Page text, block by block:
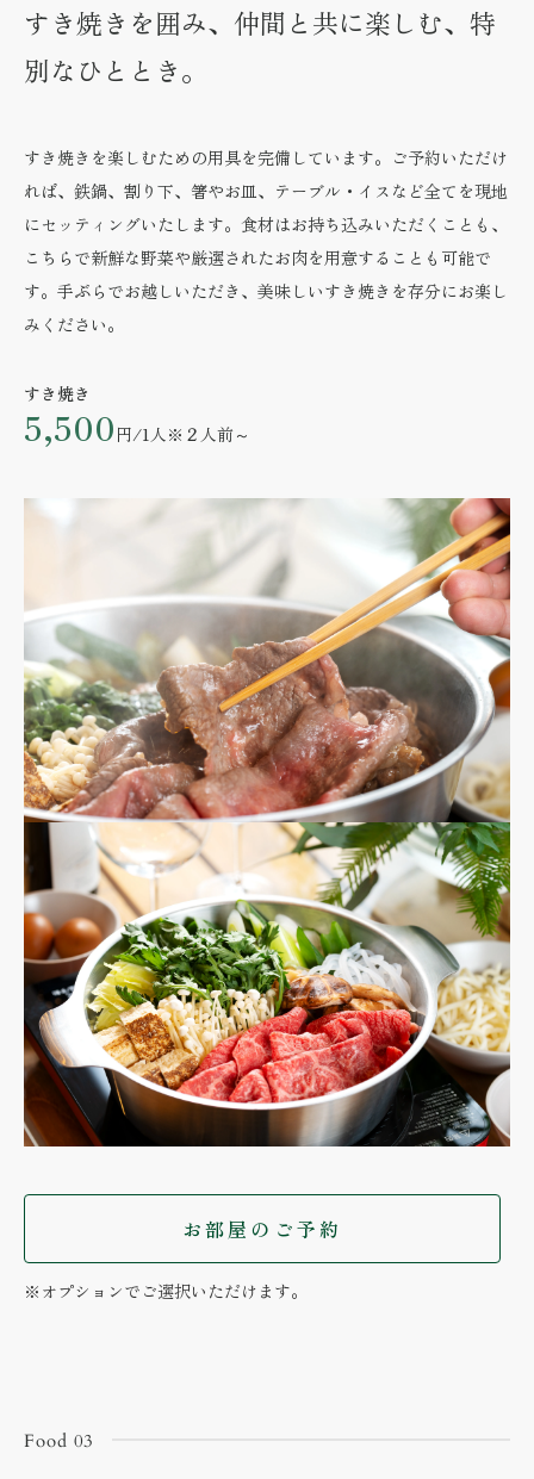
すき焼きを囲み、仲間と共に楽しむ、特
別なひととき。
すき焼きを楽しむための用具を完備しています。ご予約いただけ
れば、鉄鍋、割り下、箸やお皿、テーブル・イスなど全てを現地
にセッティングいたします。食材はお持ち込みいただくことも、
こちらで新鮮な野菜や厳選されたお肉を用意することも可能で
す。手ぶらでお越しいただき、美味しいすき焼きを存分にお楽し
みください。
すき焼き
5,500 円/1人 ※２人前～
お部屋のご予約
※オプションでご選択いただけます。
Food 03